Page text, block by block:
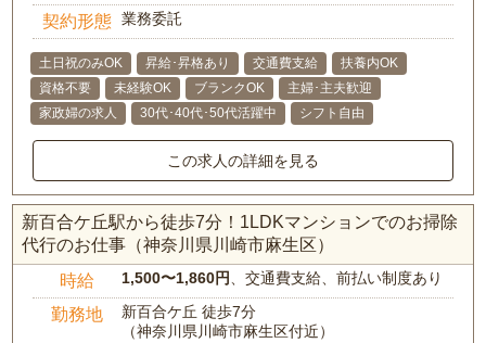
契約形態 業務委託
土日祝のみOK 昇給･昇格あり 交通費支給
扶養内OK
資格不要
未経験OK ブランクOK
主婦･主夫歓迎
家政婦の求人
30代･40代･50代活躍中 シフト自由
この求人の詳細を見る
新百合ケ丘駅から徒歩7分！1LDKマンションでのお掃除
代行のお仕事（神奈川県川崎市麻生区）
時給 1,500〜1,860円、交通費支給、前払い制度あり
勤務地
新百合ケ丘 徒歩7分
（神奈川県川崎市麻生区付近）